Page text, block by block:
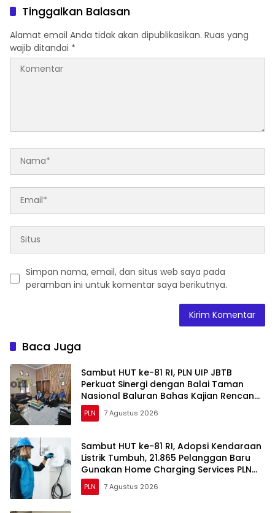
Tinggalkan Balasan
Alamat email Anda tidak akan dipublikasikan. Ruas yang
wajib ditandai *
Simpan nama, email, dan situs web saya pada
peramban ini untuk komentar saya berikutnya.
Baca Juga
Sambut HUT ke-81 RI, PLN UIP JBTB
Perkuat Sinergi dengan Balai Taman
Nasional Baluran Bahas Kajian Rencana
Proyek SUTET 500 kV Paiton–
Watudodol/Kalipuro
PLN 7 Agustus 2026
Sambut HUT ke-81 RI, Adopsi Kendaraan
Listrik Tumbuh, 21.865 Pelanggan Baru
Gunakan Home Charging Services PLN
pada Semester I 2026
PLN 7 Agustus 2026